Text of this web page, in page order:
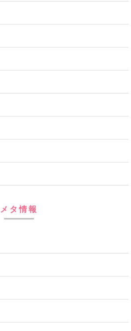
メタ情報